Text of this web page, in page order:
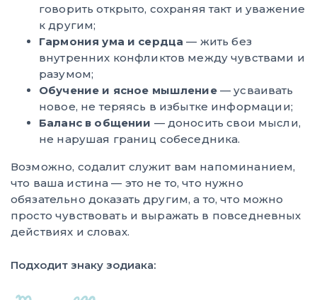
говорить открыто, сохраняя такт и уважение
к другим;
Гармония ума и сердца — жить без
внутренних конфликтов между чувствами и
разумом;
Обучение и ясное мышление— усваивать
новое, не теряясь в избытке информации;
Баланс в общении — доносить свои мысли,
не нарушая границ собеседника.
Возможно, содалит служит вам напоминанием,
что ваша истина — это не то, что нужно
обязательно доказать другим, а то, что можно
просто чувствовать и выражать в повседневных
действиях и словах.
Подходит знаку зодиака: